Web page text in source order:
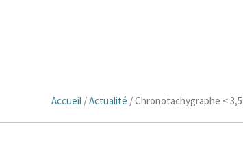
Accueil/Actualité /Chronotachygraphe <